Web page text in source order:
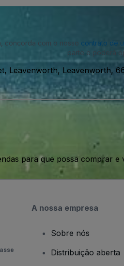
concorda com o nosso contrato de
parte e poderá
Leavenworth, Leavenworth,
para que possa comprar
A nossa empresa
Sobre nós
Distribuição aberta